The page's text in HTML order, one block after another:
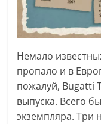
Немало
пропало и в
пожалуй, Bugatti
выпуска. Всего
экземпляра. Три